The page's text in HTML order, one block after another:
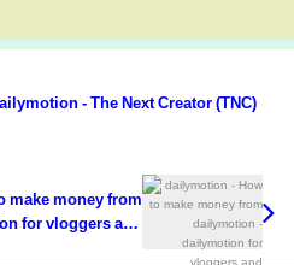
- The Next Creator (TNC)
make money from
for vloggers and